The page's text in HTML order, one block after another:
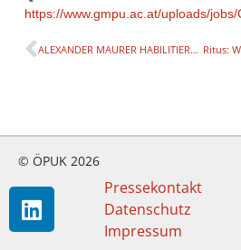
https://www.gmpu.ac.at/uploads/
ALEXANDER MAURER HABILITIERT SICH IM KÜNSTLERISCHEN FACH STEIRISCHE HARMONIKA
© ÖPUK 2026
Pressekontakt
Datenschutz
Impressum